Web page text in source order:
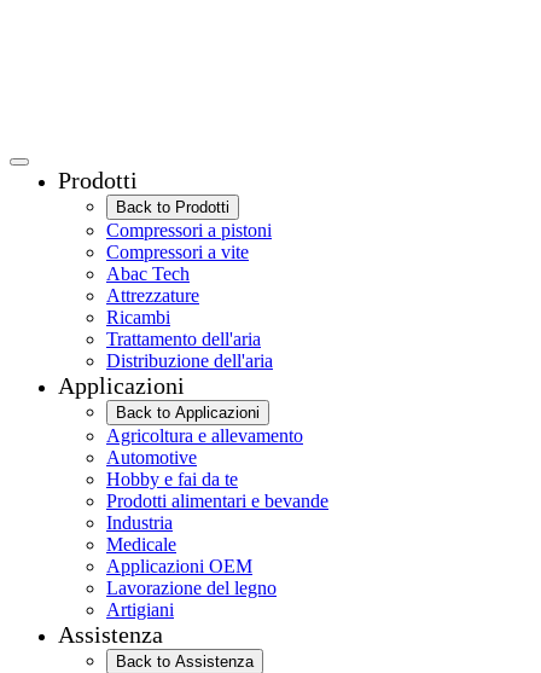
Prodotti
Back to Prodotti
Compressori a pistoni
Compressori a vite
Abac Tech
Attrezzature
Ricambi
Trattamento dell'aria
Distribuzione dell'aria
Applicazioni
Back to Applicazioni
Agricoltura e allevamento
Automotive
Hobby e fai da te
Prodotti alimentari e bevande
Industria
Medicale
Applicazioni OEM
Lavorazione del legno
Artigiani
Assistenza
Back to Assistenza